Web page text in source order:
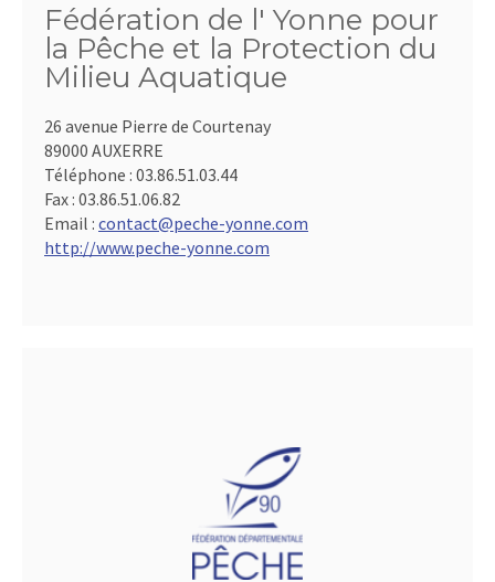
Fédération de l' Yonne pour
la Pêche et la Protection du
Milieu Aquatique
26 avenue Pierre de Courtenay
89000 AUXERRE
Téléphone : 03.86.51.03.44
Fax : 03.86.51.06.82
Email : contact@peche-yonne.com
http://www.peche-yonne.com